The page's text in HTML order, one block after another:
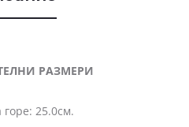
РАЗМЕРИ
25.0см.